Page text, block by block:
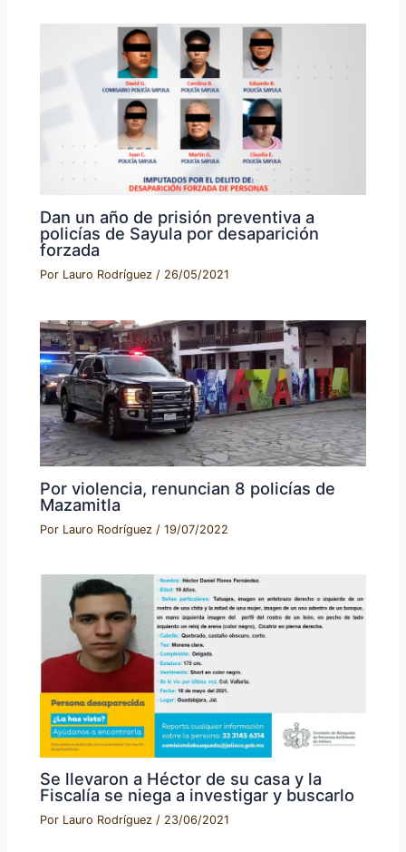
Dan un año de prisión preventiva a
policías de Sayula por desaparición
forzada
Por Lauro Rodríguez/ 26/05/2021
Por violencia, renuncian 8 policías de
Mazamitla
Por Lauro Rodríguez /19/07/2022
Se llevaron a Héctor de su casa y la
Fiscalía se niega a investigar y buscarlo
Por Lauro Rodríguez/ 23/06/2021